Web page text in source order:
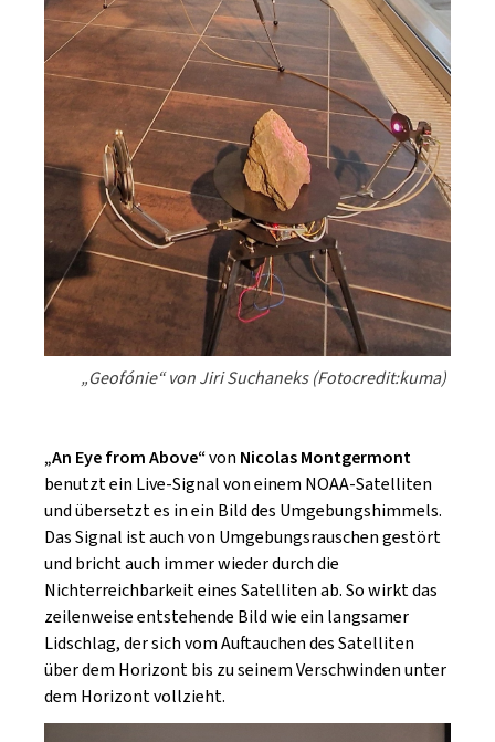
„Geofónie“ von Jiri Suchaneks (Fotocredit:kuma)
„An Eye from Above“von Nicolas Montgermont
benutzt ein Live-Signal von einem NOAA-Satelliten
und übersetzt es in ein Bild des Umgebungshimmels.
Das Signal ist auch von Umgebungsrauschen gestört
und bricht auch immer wieder durch die
Nichterreichbarkeit eines Satelliten ab. So wirkt das
zeilenweise entstehende Bild wie ein langsamer
Lidschlag, der sich vom Auftauchen des Satelliten
über dem Horizont bis zu seinem Verschwinden unter
dem Horizont vollzieht.